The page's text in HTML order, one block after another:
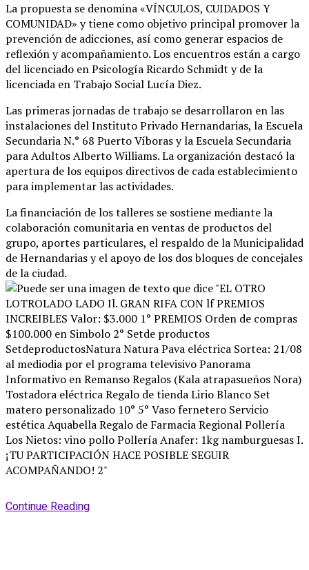
La propuesta se denomina «VÍNCULOS, CUIDADOS Y
COMUNIDAD» y tiene como objetivo principal promover la
prevención de adicciones, así como generar espacios de
reflexión y acompañamiento. Los encuentros están a cargo
del licenciado en Psicología Ricardo Schmidt y de la
licenciada en Trabajo Social Lucía Diez.
Las primeras jornadas de trabajo se desarrollaron en las
instalaciones del Instituto Privado Hernandarias, la Escuela
Secundaria N.° 68 Puerto Víboras y la Escuela Secundaria
para Adultos Alberto Williams. La organización destacó la
apertura de los equipos directivos de cada establecimiento
para implementar las actividades.
La financiación de los talleres se sostiene mediante la
colaboración comunitaria en ventas de productos del
grupo, aportes particulares, el respaldo de la Municipalidad
de Hernandarias y el apoyo de los dos bloques de concejales
de la ciudad.
Continue Reading